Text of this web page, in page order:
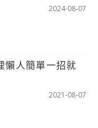
2024-08-07
懶人簡單一招就
2021-08-07